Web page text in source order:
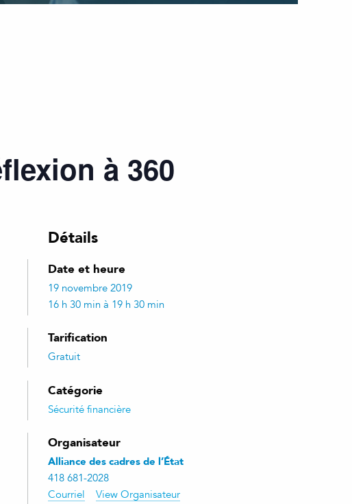
à 360
Détails
Date et heure
19 novembre 2019
16 h 30 min à 19 h 30 min
Tarification
Gratuit
Catégorie
Sécurité financière
Organisateur
Alliance des cadres de l’État
418 681-2028
Courriel
View Organisateur